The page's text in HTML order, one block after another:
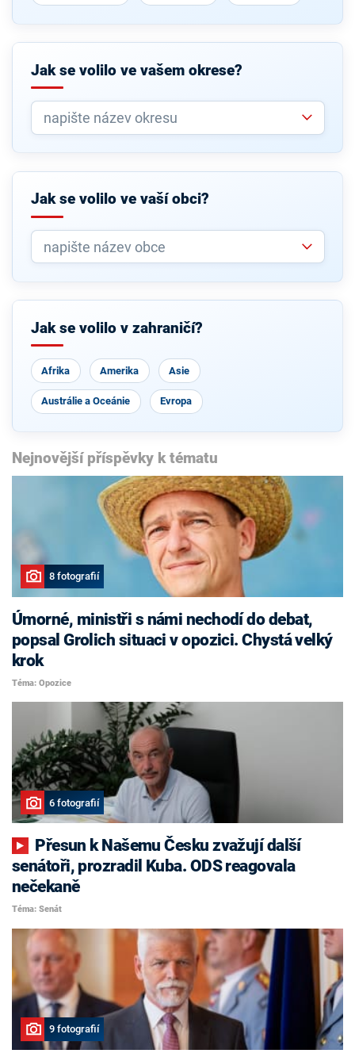
Jak se volilo ve vašem okrese?
Jak se volilo ve vaší obci?
Jak se volilo v zahraničí?
Afrika Amerika Asie
Austrálie a Oceánie Evropa
Nejnovější příspěvky k tématu
8 fotografií
Úmorné, ministři s námi nechodí do debat,
popsal Grolich situaci v opozici. Chystá velký
krok
Téma: Opozice
6 fotografií
senátoři, prozradil Kuba. ODS reagovala
nečekaně
Téma: Senát
9 fotografií